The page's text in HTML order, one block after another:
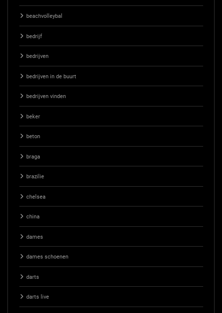
beachvolleybal
bedrijf
bedrijven
bedrijven in de buurt
bedrijven vinden
beker
beton
braga
brazilie
chelsea
china
dames
dames schoenen
darts
darts live